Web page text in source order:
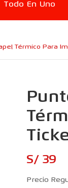
Todo En Uno
Térmico Para
S/ 39
Precio